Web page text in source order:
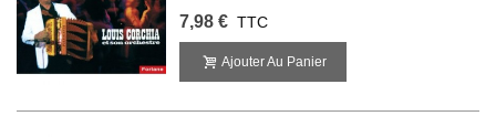
7,98 € TTC
Ajouter Au Panier